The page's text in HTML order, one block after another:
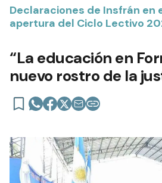
Declaraciones de Insfrán en
apertura del Ciclo Lectivo
“La educación en
nuevo rostro de la